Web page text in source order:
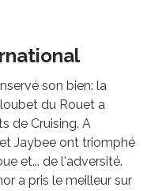
son bien: la
du Rouet a
de Cruising. A
Jaybee ont triomphé
et... de l'adversité.
a pris le meilleur sur